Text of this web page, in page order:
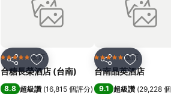
分享 加入我的最愛
5 星級 飯店
台糖長榮酒店 (台南)
8.8 超級讚 (16,815 個評分)
分享 加入我的
5 星級 飯店
台南晶英酒店
9.1 超級讚 (29,228